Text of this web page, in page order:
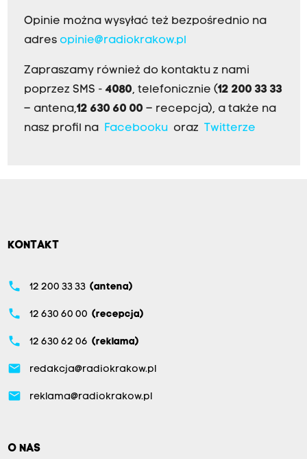
Opinie można wysyłać też bezpośrednio na
adres opinie@radiokrakow.pl
Zapraszamy również do kontaktu z nami
poprzez SMS - 4080, telefonicznie (12 200 33 33
– antena,12 630 60 00 – recepcja), a także na
nasz profil na
Facebookuoraz Twitterze
KONTAKT
phone 12 200 33 33 (antena)
phone 12 630 60 00 (recepcja)
phone 12 630 62 06 (reklama)
email redakcja@radiokrakow.pl
email reklama@radiokrakow.pl
O NAS